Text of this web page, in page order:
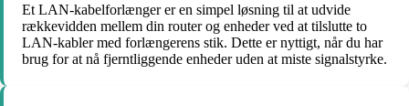
Et LAN-kabelforlænger er en simpel løsning til at udvide
rækkevidden mellem din router og enheder ved at tilslutte to
LAN-kabler med forlængerens stik. Dette er nyttigt, når du har
brug for at nå fjerntliggende enheder uden at miste signalstyrke.